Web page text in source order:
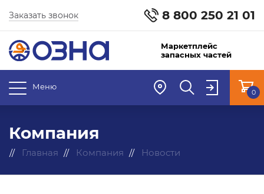
8 800 250 21 01
Заказать звонок
Маркетплейс
запасных частей
Меню
0
Компания
Главная Компания Новости